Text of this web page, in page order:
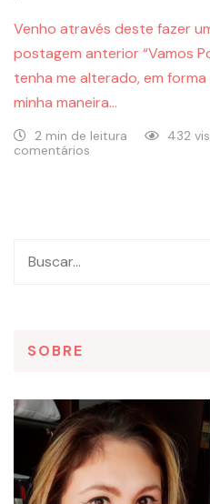
Venho através deste fazer
postagem anterior “Vamos
tenha me alterado, em
minha maneira…
2 min de leitura 432
comentários
SOBRE